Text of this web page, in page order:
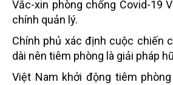
Vắc-xin phòng chống Covid-19
chính quản lý.
Chính phủ xác định cuộc chiến
dài nên tiêm phòng là giải pháp
Việt Nam khởi động tiêm